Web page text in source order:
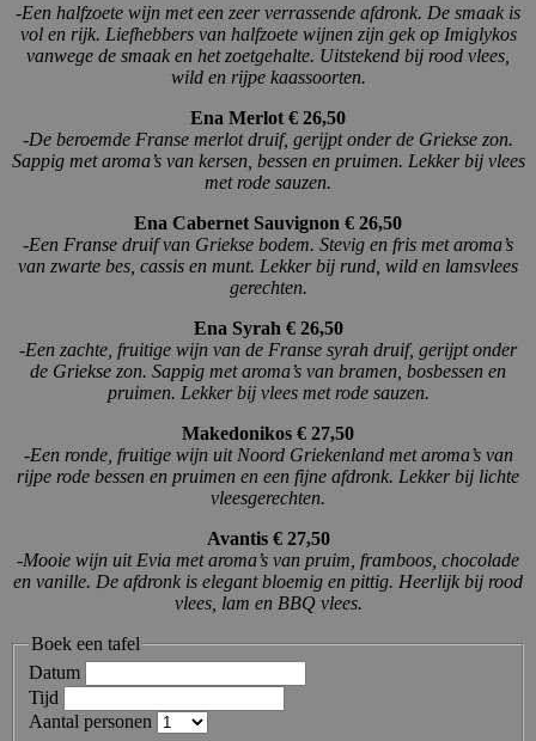
-Een halfzoete wijn met een zeer verrassende afdronk. De smaak is
vol en rijk. Liefhebbers van halfzoete wijnen zijn gek op Imiglykos
vanwege de smaak en het zoetgehalte. Uitstekend bij rood vlees,
wild en rijpe kaassoorten.
Ena Merlot € 26,50
-De beroemde Franse merlot druif, gerijpt onder de Griekse zon.
Sappig met aroma’s van kersen, bessen en pruimen. Lekker bij vlees
met rode sauzen.
Ena Cabernet Sauvignon € 26,50
-Een Franse druif van Griekse bodem. Stevig en fris met aroma’s
van zwarte bes, cassis en munt. Lekker bij rund, wild en lamsvlees
gerechten.
Ena Syrah € 26,50
-Een zachte, fruitige wijn van de Franse syrah druif, gerijpt onder
de Griekse zon. Sappig met aroma’s van bramen, bosbessen en
pruimen. Lekker bij vlees met rode sauzen.
Makedonikos € 27,50
-Een ronde, fruitige wijn uit Noord Griekenland met aroma’s van
rijpe rode bessen en pruimen en een fijne afdronk. Lekker bij lichte
vleesgerechten.
Avantis € 27,50
-Mooie wijn uit Evia met aroma’s van pruim, framboos, chocolade
en vanille. De afdronk is elegant bloemig en pittig. Heerlijk bij rood
vlees, lam en BBQ vlees.
Boek een tafel
Datum
Tijd
Aantal personen